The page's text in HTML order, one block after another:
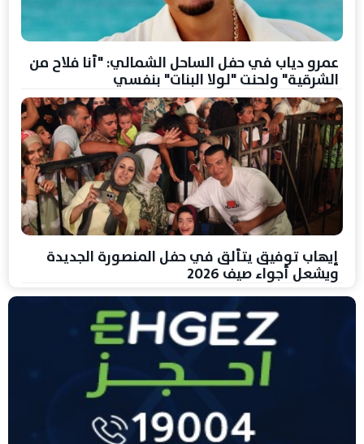
عمرو دياب في حفل الساحل الشمالي: "أنا فلاح من
الشرقية" ولحنت "لولا البنات" بنفسي
إيهاب توفيق يتألق في حفل المنصورة الجديدة
ويشعل أجواء صيف 2026